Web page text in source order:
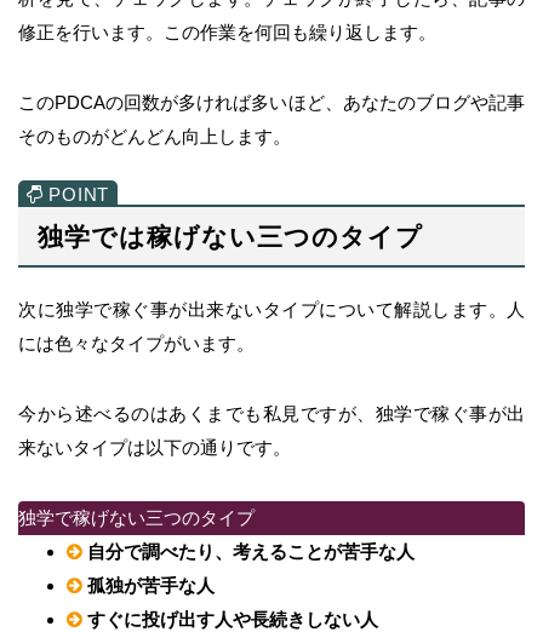
修正を行います。この作業を何回も繰り返します。
このPDCAの回数が多ければ多いほど、あなたのブログや記事
そのものがどんどん向上します。
独学では稼げない三つのタイプ
次に独学で稼ぐ事が出来ないタイプについて解説します。人
には色々なタイプがいます。
今から述べるのはあくまでも私見ですが、独学で稼ぐ事が出
来ないタイプは以下の通りです。
独学で稼げない三つのタイプ
自分で調べたり、考えることが苦手な人
孤独が苦手な人
すぐに投げ出す人や長続きしない人